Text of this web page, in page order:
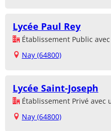
Lycée Paul Rey
Établissement Public
Nay (64800)
Lycée Saint-Joseph
Établissement Privé avec
Nay (64800)